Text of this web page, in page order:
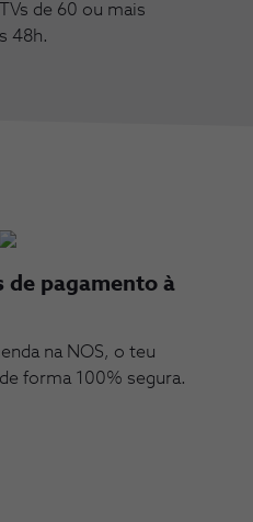
de 60 ou mais
48h.
de pagamento à
na NOS, o teu
forma 100% segura.